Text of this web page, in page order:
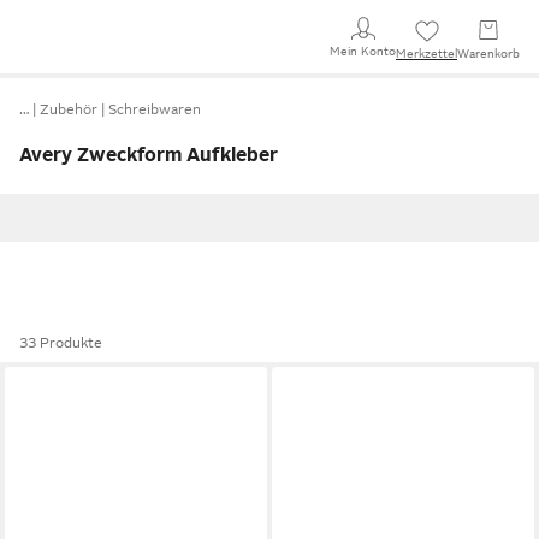
Mein KontoMerkzettel Warenkorb
… Zubehör Schreibwaren
Avery Zweckform Aufkleber
33 Produkte